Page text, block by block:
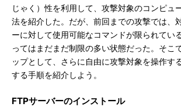
じゃく）性を利用して、攻撃対象のコンピュ
法を紹介した。だが、前回までの攻撃では、
ーに対して使用可能なコマンドが限られてい
ってはまだまだ制限の多い状態だった。そこ
ップとして、さらに自由に攻撃対象を操作す
する手順を紹介しよう。
FTPサーバーのインストール